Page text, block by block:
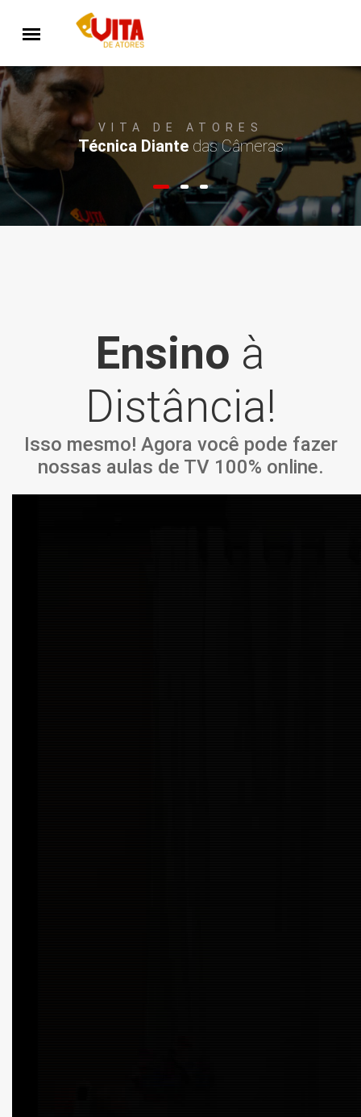
VITA DE ATORES
Interpretação,Expressão Corporal e Voz.
Ensino à
Distância!
Isso mesmo! Agora você pode fazer
nossas aulas de TV 100% online.